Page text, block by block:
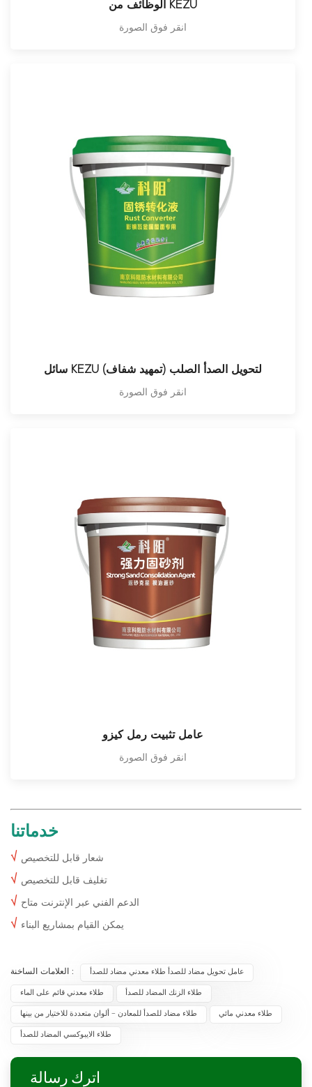
الوظائف من KEZU
انقر فوق الصورة
سائل KEZU لتحويل الصدأ الصلب (تمهيد شفاف)
انقر فوق الصورة
عامل تثبيت رمل كيزو
انقر فوق الصورة
خدماتنا
√ شعار قابل للتخصيص
√ تغليف قابل للتخصيص
√ الدعم الفني عبر الإنترنت متاح
√ يمكن القيام بمشاريع البناء
العلامات الساخنة : عامل تحويل مضاد للصدأ طلاء معدني مضاد للصدأ
طلاء معدني قائم على الماء طلاء الزنك المضاد للصدأ
طلاء مضاد للصدأ للمعادن - ألوان متعددة للاختيار من بينها طلاء معدني مائي
طلاء الايبوكسي المضاد للصدأ
اترك رسالة